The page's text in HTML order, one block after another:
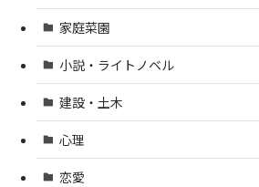
家庭菜園
小説・ライトノベル
建設・土木
心理
恋愛